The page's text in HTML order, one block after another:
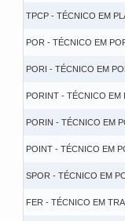
TPCP - TÉCNICO EM
POR - TÉCNICO EM
PORI - TÉCNICO EM
PORINT - TÉCNICO EM
PORIN - TÉCNICO EM
POINT - TÉCNICO EM
SPOR - TÉCNICO EM
FER - TÉCNICO EM